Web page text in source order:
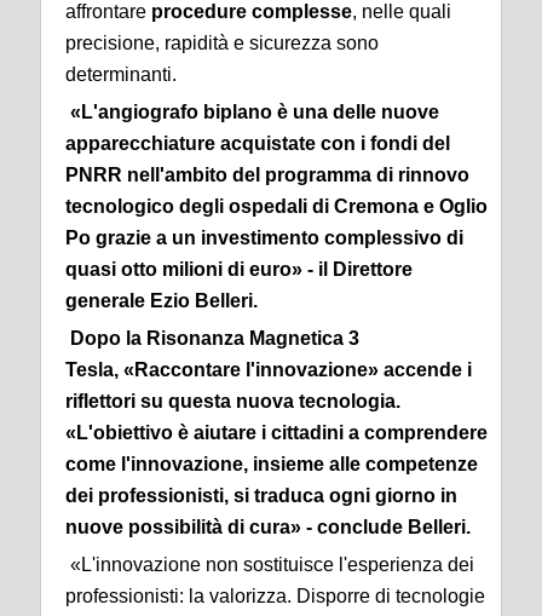
affrontare procedure complesse, nelle quali
precisione, rapidità e sicurezza sono
determinanti.
«L'angiografo biplano è una delle nuove
apparecchiature acquistate con i fondi del
PNRR nell'ambito del programma di rinnovo
tecnologico degli ospedali di Cremona e Oglio
Po grazie a un investimento complessivo di
quasi otto milioni di euro» - il Direttore
generale Ezio Belleri.
Dopo la Risonanza Magnetica 3
Tesla, «Raccontare l'innovazione» accende i
riflettori su questa nuova tecnologia.
«L'obiettivo è aiutare i cittadini a comprendere
come l'innovazione, insieme alle competenze
dei professionisti, si traduca ogni giorno in
nuove possibilità di cura» - conclude Belleri.
«L'innovazione non sostituisce l'esperienza dei
professionisti: la valorizza. Disporre di tecnologie